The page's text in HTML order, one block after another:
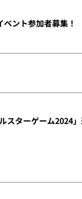
ント参加者募集！
スターゲーム2024